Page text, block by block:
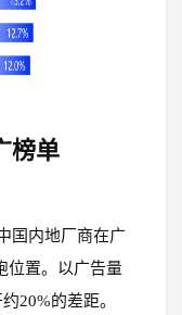
榜单
国内地厂商在广
位置。以广告量
20%的差距。